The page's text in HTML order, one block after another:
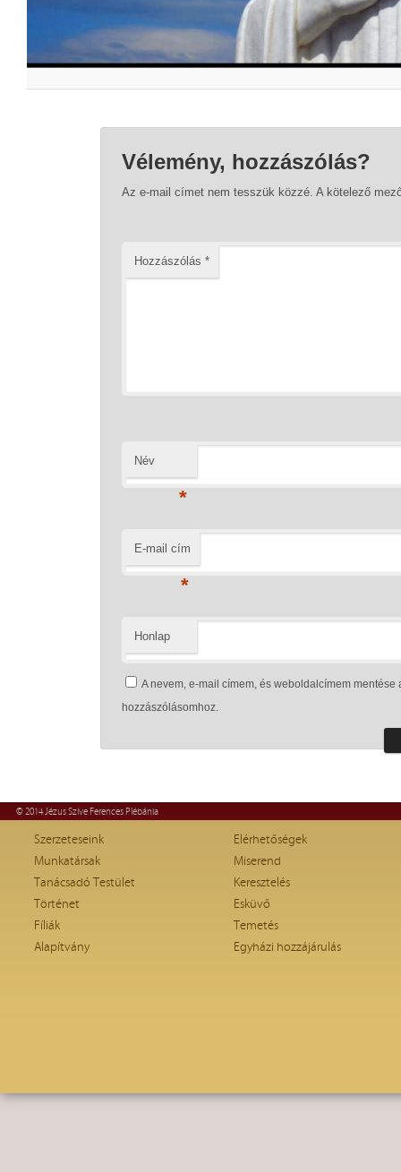
Vélemény, hozzászólás?
Az e-mail címet nem tesszük közzé. A kötelező
Hozzászólás *
Név
*
E-mail cím
*
Honlap
A nevem, e-mail címem, és weboldalcímem
hozzászólásomhoz.
© 2014 Jézus Szíve Ferences Plébánia
Szerzeteseink
Munkatársak
Tanácsadó Testület
Történet
Fíliák
Alapítvány
Elérhetőségek
Miserend
Keresztelés
Esküvő
Temetés
Egyházi hozzájárulás